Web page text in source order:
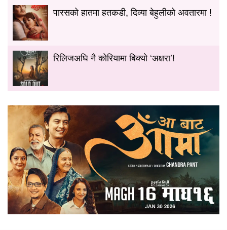
पारसको हातमा हतकडी, दिव्या बेहुलीको अवतारमा !
रिलिजअघि नै कोरियामा बिक्यो ‘अक्षरा’!